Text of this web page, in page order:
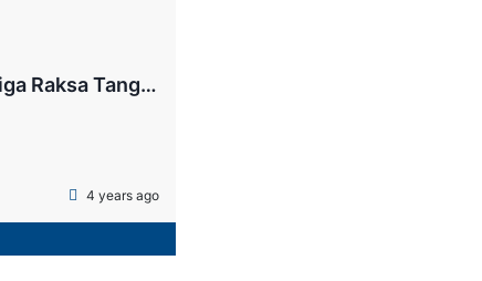
Gudang Besar Siap Pakai Tiga Raksa Tangerang
4 years ago